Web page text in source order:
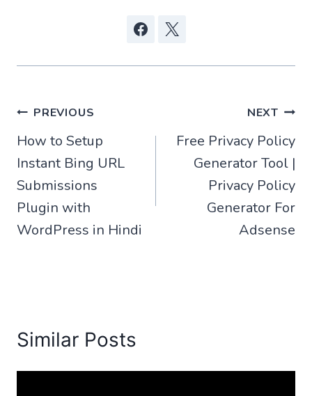
Post
navigation
PREVIOUS
How to Setup
Instant Bing URL
Submissions
Plugin with
WordPress in Hindi
NEXT
Free Privacy Policy
Generator Tool |
Privacy Policy
Generator For
Adsense
Similar Posts